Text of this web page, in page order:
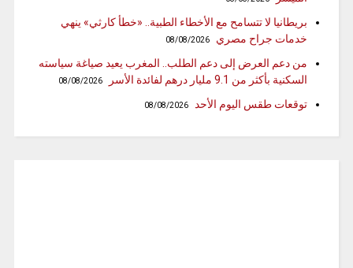
بريطانيا لا تتسامح مع الأخطاء الطبية.. «خطأ كارثي» ينهي
خدمات جراح مصري
08/08/2026
من دعم العرض إلى دعم الطلب.. المغرب يعيد صياغة سياسته
السكنية بأكثر من 9.1 مليار درهم لفائدة الأسر
08/08/2026
توقعات طقس اليوم الأحد 08/08/2026